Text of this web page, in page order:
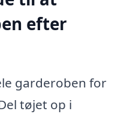
efter
garderoben for
tøjet op i